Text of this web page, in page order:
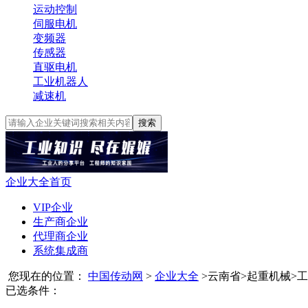
运动控制
伺服电机
变频器
传感器
直驱电机
工业机器人
减速机
搜索
企业大全首页
VIP企业
生产商企业
代理商企业
系统集成商
您现在的位置： 中国传动网 > 企业大全 >云南省>起重机械>
已选条件：